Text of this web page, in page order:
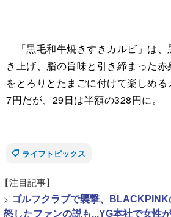
「黒毛和牛焼きすきカルビ」は、
き上げ、脂の旨味と引き締まった
をとろりとたまごに付けて楽しめ
7円だが、29日は半額の328円に。
ライフトピックス
【注目記事】
> ゴルフクラブで襲撃、
怒したファンの説も...YG本社で女性